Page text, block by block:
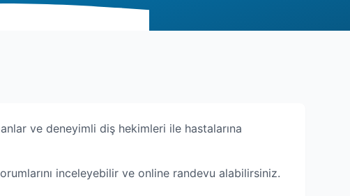
ve deneyimli diş hekimleri ile hastalarına
inceleyebilir ve online randevu alabilirsiniz.